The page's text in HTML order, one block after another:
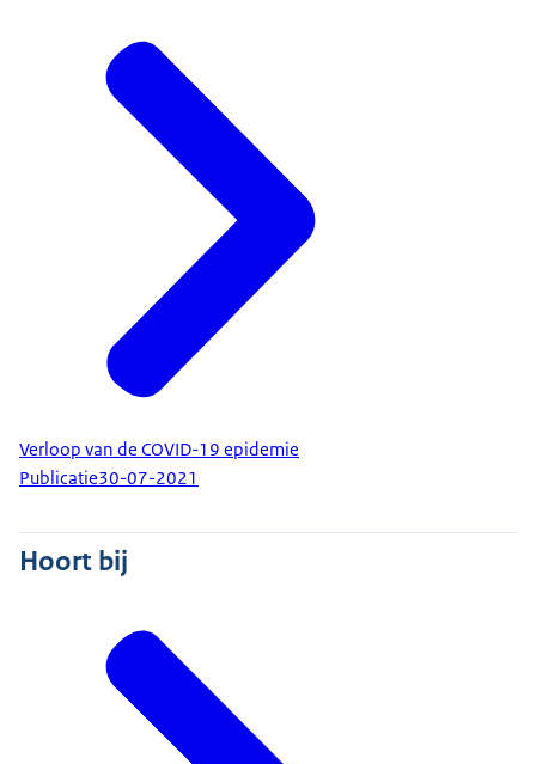
Verloop van de COVID-19 epidemie
Publicatie30-07-2021
Hoort bij